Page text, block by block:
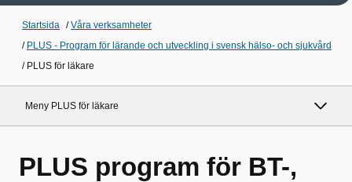
Startsida /Våra verksamheter
/ PLUS - Program för lärande och utveckling i svensk hälso- och sjukvård
/ PLUS för läkare
Meny PLUS för läkare
PLUS program för BT-,